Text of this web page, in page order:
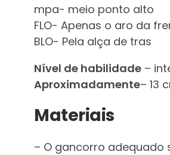
mpa- meio ponto alto
FLO- Apenas o aro da
BLO- Pela alça de tras
Nível de habilidade –
Aproximadamente– 13
Materiais
– O gancorro adequado